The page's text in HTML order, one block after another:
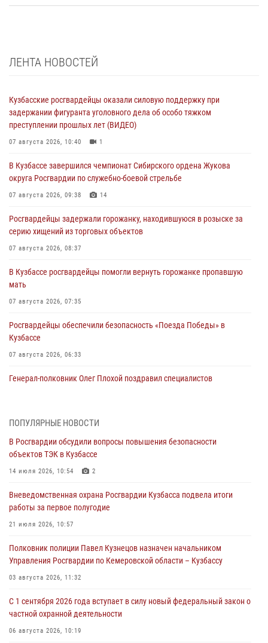
ЛЕНТА НОВОСТЕЙ
Кузбасские росгвардейцы оказали силовую поддержку при
задержании фигуранта уголовного дела об особо тяжком
преступлении прошлых лет (ВИДЕО)
07 августа 2026, 10:40 1
В Кузбассе завершился чемпионат Сибирского ордена Жукова
округа Росгвардии по служебно-боевой стрельбе
07 августа 2026, 09:38 14
Росгвардейцы задержали горожанку, находившуюся в розыске за
серию хищений из торговых объектов
07 августа 2026, 08:37
В Кузбассе росгвардейцы помогли вернуть горожанке пропавшую
мать
07 августа 2026, 07:35
Росгвардейцы обеспечили безопасность «Поезда Победы» в
Кузбассе
07 августа 2026, 06:33
Генерал-полковник Олег Плохой поздравил специалистов
07 августа 2026, 05:32
С 1 сентября 2026 года вступает в силу новый федеральный закон о
частной охранной деятельности
06 августа 2026, 10:19
Росгвардейцы задержали предполагаемого виновника причинения
ножевого ранения кемеровчанину
06 августа 2026, 09:18
Росгвардейцы задержали мужчину, повредившего имущество
горожанки
06 августа 2026, 08:17
Росгвардейцы пресекли противоправные действия и защитили
новокузнечанку от агрессивного знакомого
06 августа 2026, 07:16
ПОПУЛЯРНЫЕ НОВОСТИ
В Росгвардии обсудили вопросы повышения безопасности
объектов ТЭК в Кузбассе
14 июля 2026, 10:54 2
Вневедомственная охрана Росгвардии Кузбасса подвела итоги
работы за первое полугодие
21 июля 2026, 10:57
Полковник полиции Павел Кузнецов назначен начальником
Управления Росгвардии по Кемеровской области – Кузбассу
03 августа 2026, 11:32
С 1 сентября 2026 года вступает в силу новый федеральный закон о
частной охранной деятельности
06 августа 2026, 10:19